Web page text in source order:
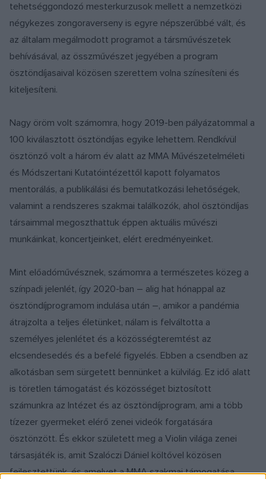
tehetséggondozó mesterkurzusok mellett a nemzetközi
négykezes zongoraverseny is egyre népszerűbbé vált, és
az általam megálmodott programot a társművészetek
behívásával, az összművészet jegyében a program
ösztöndíjasaival közösen szerettem volna színesíteni és
kiteljesíteni.
Nagy öröm volt számomra, hogy 2019-ben pályázatommal a
100 kiválasztott ösztöndíjas egyike lehettem. Rendkívül
ösztönző volt a három év alatt az MMA Művészetelméleti
és Módszertani Kutatóintézettől kapott folyamatos
mentorálás, a publikálási és bemutatkozási lehetőségek,
valamint a rendszeres szakmai találkozók, ahol ösztöndíjas
társaimmal megoszthattuk éppen aktuális művészi
munkáinkat, koncertjeinket, elért eredményeinket.
Mint előadóművésznek, számomra a természetes közeg a
színpadi jelenlét, így 2020-ban – alig hat hónappal az
ösztöndíjprogramom indulása után –, amikor a pandémia
átrajzolta a teljes életünket, nálam is felváltotta a
személyes jelenlétet és a közösségteremtést az
elcsendesedés és a befelé figyelés. Ebben a csendben az
alkotásban sem sürgetett bennünket a külvilág. Ez idő alatt
is töretlen támogatást és közösséget biztosított
számunkra az Intézet és az ösztöndíjprogram, ami a több
tízezer gyermeket elérő zenei videók forgatására
ösztönzött. És ekkor született meg a Violin világa zenei
társasjáték is, amit Szalóczi Dániel költővel közösen
fejlesztettünk, és amelyet a MMA szakmai támogatása,